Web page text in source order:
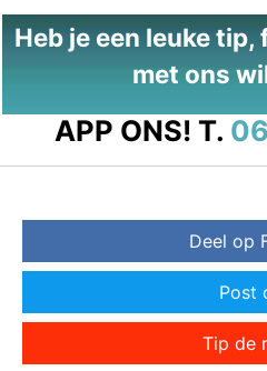
Heb je een leuke
met ons
APP ONS! T.
Deel op
Post
Tip de